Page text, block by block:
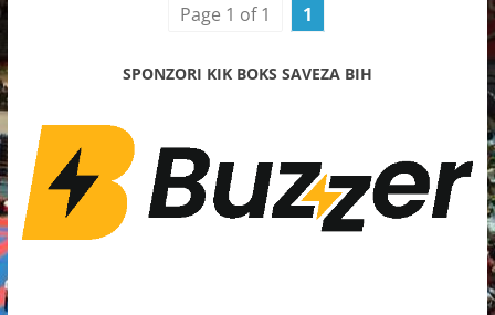
Page 1 of 1 1
SPONZORI KIK BOKS SAVEZA BIH